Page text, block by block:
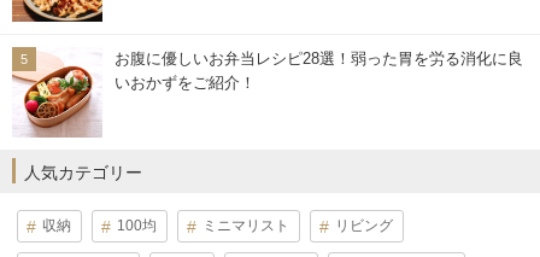
お腹に優しいお弁当レシピ28選！弱った胃を労る消化に良
いおかずをご紹介！
人気カテゴリー
収納 100均 ミニマリスト リビング